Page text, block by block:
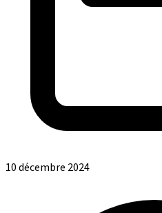
10 décembre 2024